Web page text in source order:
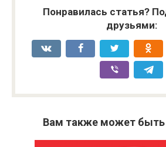
Понравилась статья?
друзьями:
Вам также может быть